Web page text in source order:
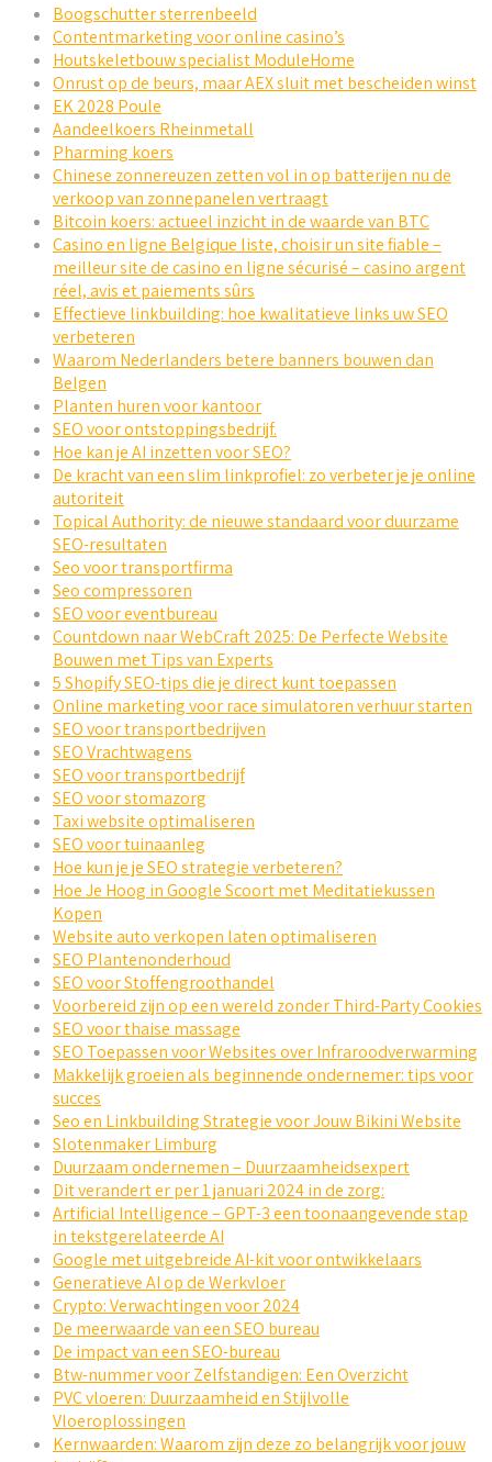
Boogschutter sterrenbeeld
Contentmarketing voor online casino’s
Houtskeletbouw specialist ModuleHome
Onrust op de beurs, maar AEX sluit met bescheiden winst
EK 2028 Poule
Aandeelkoers Rheinmetall
Pharming koers
Chinese zonnereuzen zetten vol in op batterijen nu de
verkoop van zonnepanelen vertraagt
Bitcoin koers: actueel inzicht in de waarde van BTC
Casino en ligne Belgique liste, choisir un site fiable –
meilleur site de casino en ligne sécurisé – casino argent
réel, avis et paiements sûrs
Effectieve linkbuilding: hoe kwalitatieve links uw SEO
verbeteren
Waarom Nederlanders betere banners bouwen dan
Belgen
Planten huren voor kantoor
SEO voor ontstoppingsbedrijf.
Hoe kan je AI inzetten voor SEO?
De kracht van een slim linkprofiel: zo verbeter je je online
autoriteit
Topical Authority: de nieuwe standaard voor duurzame
SEO-resultaten
Seo voor transportfirma
Seo compressoren
SEO voor eventbureau
Countdown naar WebCraft 2025: De Perfecte Website
Bouwen met Tips van Experts
5 Shopify SEO-tips die je direct kunt toepassen
Online marketing voor race simulatoren verhuur starten
SEO voor transportbedrijven
SEO Vrachtwagens
SEO voor transportbedrijf
SEO voor stomazorg
Taxi website optimaliseren
SEO voor tuinaanleg
Hoe kun je je SEO strategie verbeteren?
Hoe Je Hoog in Google Scoort met Meditatiekussen
Kopen
Website auto verkopen laten optimaliseren
SEO Plantenonderhoud
SEO voor Stoffengroothandel
Voorbereid zijn op een wereld zonder Third-Party Cookies
SEO voor thaise massage
SEO Toepassen voor Websites over Infraroodverwarming
Makkelijk groeien als beginnende ondernemer: tips voor
succes
Seo en Linkbuilding Strategie voor Jouw Bikini Website
Slotenmaker Limburg
Duurzaam ondernemen – Duurzaamheidsexpert
Dit verandert er per 1 januari 2024 in de zorg:
Artificial Intelligence – GPT-3 een toonaangevende stap
in tekstgerelateerde AI
Google met uitgebreide AI-kit voor ontwikkelaars
Generatieve AI op de Werkvloer
Crypto: Verwachtingen voor 2024
De meerwaarde van een SEO bureau
De impact van een SEO-bureau
Btw-nummer voor Zelfstandigen: Een Overzicht
PVC vloeren: Duurzaamheid en Stijlvolle
Vloeroplossingen
Kernwaarden: Waarom zijn deze zo belangrijk voor jouw